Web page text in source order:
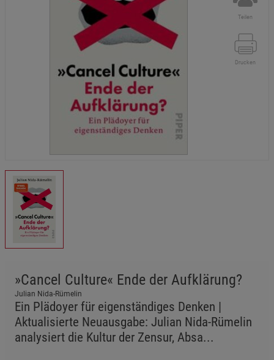
Teilen
Drucken
»Cancel Culture« Ende der Aufklärung?
Julian Nida-Rümelin
Ein Plädoyer für eigenständiges Denken |
Aktualisierte Neuausgabe: Julian Nida-Rümelin
analysiert die Kultur der Zensur, Absa...